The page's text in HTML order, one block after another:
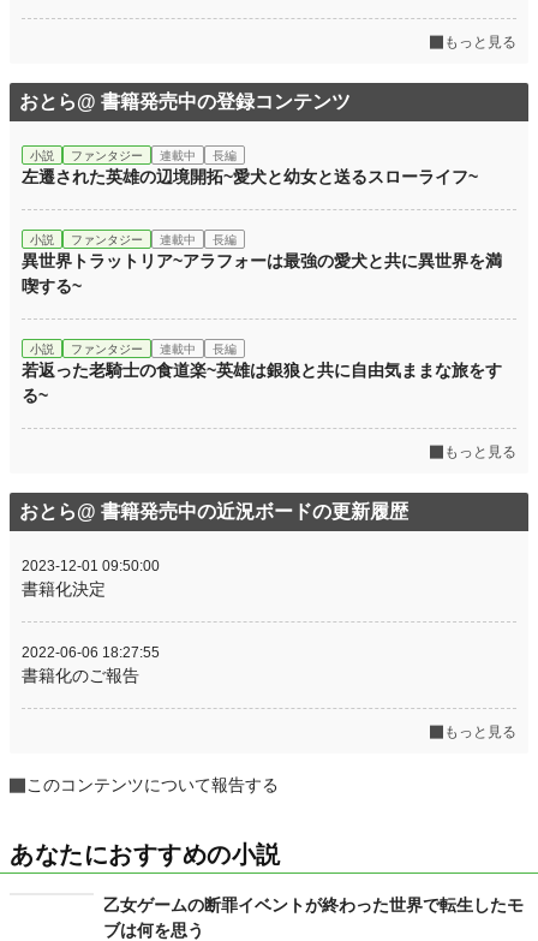
もっと見る
おとら@ 書籍発売中の登録コンテンツ
小説 ファンタジー 連載中 長編
左遷された英雄の辺境開拓~愛犬と幼女と送るスローライフ~
小説 ファンタジー 連載中 長編
異世界トラットリア~アラフォーは最強の愛犬と共に異世界を満
喫する~
小説 ファンタジー 連載中 長編
若返った老騎士の食道楽~英雄は銀狼と共に自由気ままな旅をす
る~
もっと見る
おとら@ 書籍発売中の近況ボードの更新履歴
2023-12-01 09:50:00
書籍化決定
2022-06-06 18:27:55
書籍化のご報告
もっと見る
このコンテンツについて報告する
あなたにおすすめの小説
乙女ゲームの断罪イベントが終わった世界で転生したモ
ブは何を思う